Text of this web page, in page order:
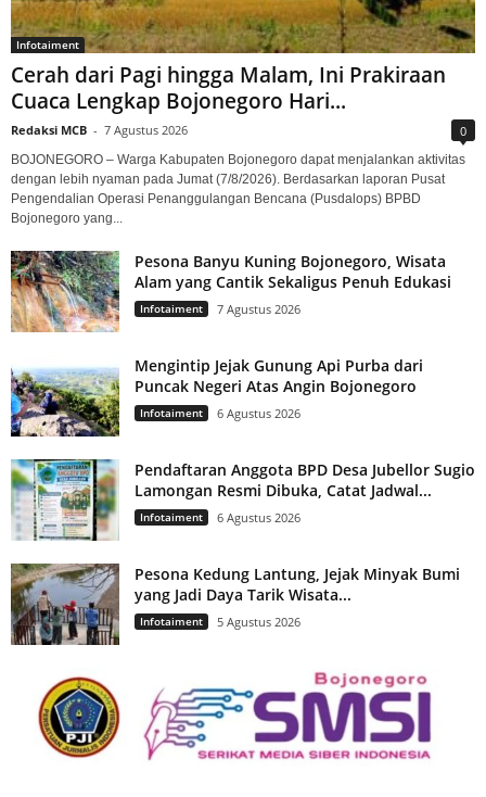
Infotaiment
Cerah dari Pagi hingga Malam, Ini Prakiraan
Cuaca Lengkap Bojonegoro Hari...
Redaksi MCB - 7 Agustus 2026 0
BOJONEGORO – Warga Kabupaten Bojonegoro dapat menjalankan aktivitas
dengan lebih nyaman pada Jumat (7/8/2026). Berdasarkan laporan Pusat
Pengendalian Operasi Penanggulangan Bencana (Pusdalops) BPBD
Bojonegoro yang...
Pesona Banyu Kuning Bojonegoro, Wisata
Alam yang Cantik Sekaligus Penuh Edukasi
Infotaiment 7 Agustus 2026
Mengintip Jejak Gunung Api Purba dari
Puncak Negeri Atas Angin Bojonegoro
Infotaiment 6 Agustus 2026
Pendaftaran Anggota BPD Desa Jubellor Sugio
Lamongan Resmi Dibuka, Catat Jadwal...
Infotaiment 6 Agustus 2026
Pesona Kedung Lantung, Jejak Minyak Bumi
yang Jadi Daya Tarik Wisata...
Infotaiment 5 Agustus 2026